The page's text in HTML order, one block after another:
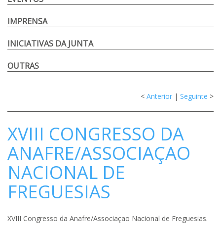
IMPRENSA
INICIATIVAS DA JUNTA
OUTRAS
< Anterior | Seguinte >
XVIII CONGRESSO DA
ANAFRE/ASSOCIAÇAO
NACIONAL DE
FREGUESIAS
XVIII Congresso da Anafre/Associaçao Nacional de Freguesias.